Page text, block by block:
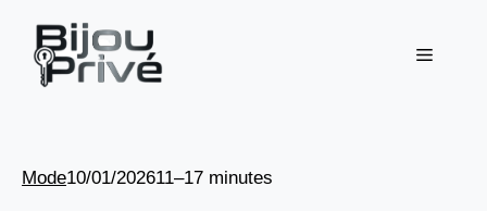
contenu
Menu
Mode10/01/202611–17 minutes